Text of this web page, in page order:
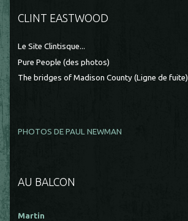
CLINT EASTWOOD
Le Site Clintisque...
Pure People (des photos)
The bridges of Madison County (Ligne de fuite)
PHOTOS DE PAUL NEWMAN
AU BALCON
Martin